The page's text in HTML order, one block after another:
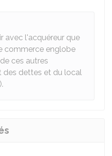
avec l'acquéreur que
commerce englobe
ces autres
des dettes et du local